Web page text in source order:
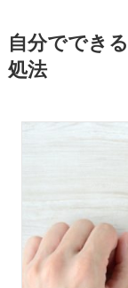
自分ででき
処法